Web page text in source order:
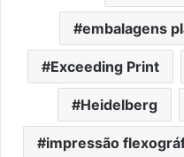
embalagens
Exceeding Print
Heidelberg
impressão